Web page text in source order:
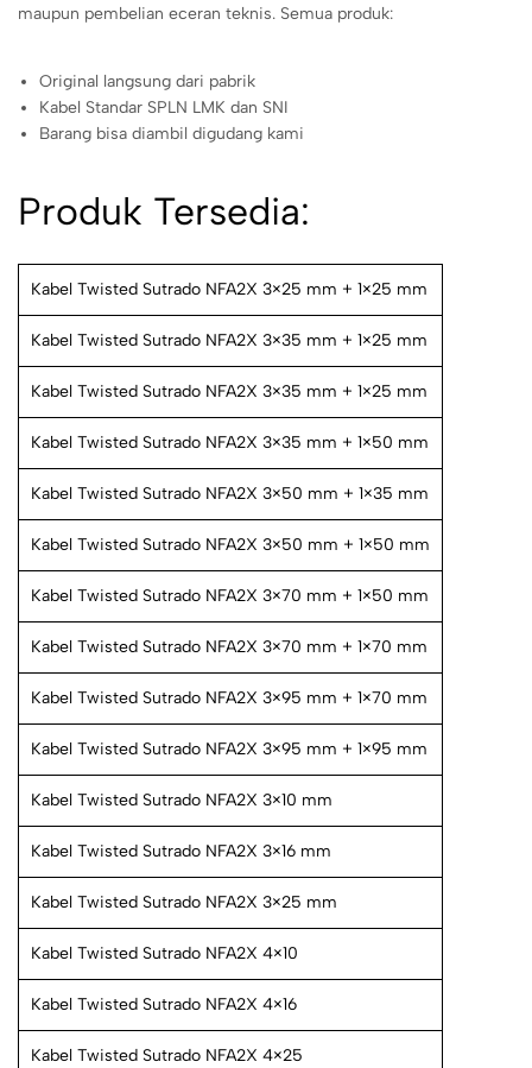
maupun pembelian eceran teknis. Semua produk:
Original langsung dari pabrik
Kabel Standar SPLN LMK dan SNI
Barang bisa diambil digudang kami
Produk Tersedia:
Kabel Twisted Sutrado NFA2X 3×25 mm + 1×25 mm
Kabel Twisted Sutrado NFA2X 3×35 mm + 1×25 mm
Kabel Twisted Sutrado NFA2X 3×35 mm + 1×25 mm
Kabel Twisted Sutrado NFA2X 3×35 mm + 1×50 mm
Kabel Twisted Sutrado NFA2X 3×50 mm + 1×35 mm
Kabel Twisted Sutrado NFA2X 3×50 mm + 1×50 mm
Kabel Twisted Sutrado NFA2X 3×70 mm + 1×50 mm
Kabel Twisted Sutrado NFA2X 3×70 mm + 1×70 mm
Kabel Twisted Sutrado NFA2X 3×95 mm + 1×70 mm
Kabel Twisted Sutrado NFA2X 3×95 mm + 1×95 mm
Kabel Twisted Sutrado NFA2X 3×10 mm
Kabel Twisted Sutrado NFA2X 3×16 mm
Kabel Twisted Sutrado NFA2X 3×25 mm
Kabel Twisted Sutrado NFA2X 4×10
Kabel Twisted Sutrado NFA2X 4×16
Kabel Twisted Sutrado NFA2X 4×25